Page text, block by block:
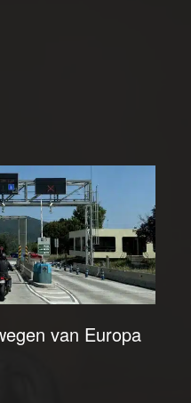
van Europa